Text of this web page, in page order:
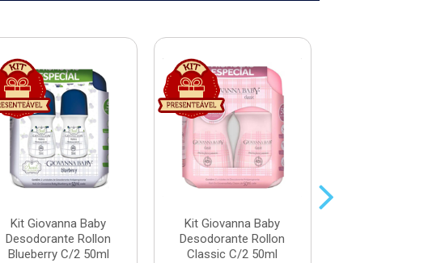
Kit Giovanna Baby
Desodorante Rollon
Blueberry C/2 50ml
Kit Giovanna Baby
Desodorante Rollon
Classic C/2 50ml